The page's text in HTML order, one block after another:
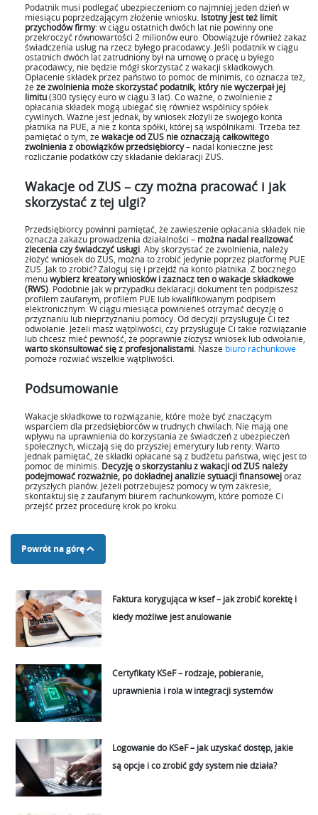
Podatnik musi podlegać ubezpieczeniom co najmniej jeden dzień w
miesiącu poprzedzającym złożenie wniosku. Istotny jest też limit
przychodów firmy: w ciągu ostatnich dwóch lat nie powinny one
przekroczyć równowartości 2 milionów euro. Obowiązuje również zakaz
świadczenia usług na rzecz byłego pracodawcy. Jeśli podatnik w ciągu
ostatnich dwóch lat zatrudniony był na umowę o pracę u byłego
pracodawcy, nie będzie mógł skorzystać z wakacji składkowych.
Opłacenie składek przez państwo to pomoc de minimis, co oznacza też,
że ze zwolnienia może skorzystać podatnik, który nie wyczerpał jej
limitu(300 tysięcy euro w ciągu 3 lat). Co ważne, o zwolnienie z
opłacania składek mogą ubiegać się również wspólnicy spółek
cywilnych. Ważne jest jednak, by wniosek złożyli ze swojego konta
płatnika na PUE, a nie z konta spółki, której są wspólnikami. Trzeba też
pamiętać o tym, że wakacje od ZUS nie oznaczają całkowitego
zwolnienia z obowiązków przedsiębiorcy– nadal konieczne jest
rozliczanie podatków czy składanie deklaracji ZUS.
Wakacje od ZUS – czy można pracować i jak
skorzystać z tej ulgi?
Przedsiębiorcy powinni pamiętać, że zawieszenie opłacania składek nie
oznacza zakazu prowadzenia działalności – można nadal realizować
zlecenia czy świadczyć usługi . Aby skorzystać ze zwolnienia, należy
złożyć wniosek do ZUS, można to zrobić jedynie poprzez platformę PUE
ZUS. Jak to zrobić? Zaloguj się i przejdź na konto płatnika. Z bocznego
menuwybierz kreatory wniosków i zaznacz ten o wakacje składkowe
(RWS) . Podobnie jak w przypadku deklaracji dokument ten podpiszesz
profilem zaufanym, profilem PUE lub kwalifikowanym podpisem
elektronicznym. W ciągu miesiąca powinieneś otrzymać decyzję o
przyznaniu lub nieprzyznaniu pomocy. Od decyzji przysługuje Ci też
odwołanie. Jeżeli masz wątpliwości, czy przysługuje Ci takie rozwiązanie
lub chcesz mieć pewność, że poprawnie złożysz wniosek lub odwołanie,
warto skonsultować się z profesjonalistami . Nasze biuro rachunkowe
pomoże rozwiać wszelkie wątpliwości.
Podsumowanie
Wakacje składkowe to rozwiązanie, które może być znaczącym
wsparciem dla przedsiębiorców w trudnych chwilach. Nie mają one
wpływu na uprawnienia do korzystania ze świadczeń z ubezpieczeń
społecznych, wliczają się do przyszłej emerytury lub renty. Warto
jednak pamiętać, że składki opłacane są z budżetu państwa, więc jest to
pomoc de minimis. Decyzję o skorzystaniu z wakacji od ZUS należy
podejmować rozważnie, po dokładnej analizie sytuacji finansowejoraz
przyszłych planów. Jeżeli potrzebujesz pomocy w tym zakresie,
skontaktuj się z zaufanym biurem rachunkowym, które pomoże Ci
przejść przez procedurę krok po kroku.
Powrót na górę
Faktura korygująca w ksef – jak zrobić korektę i
kiedy możliwe jest anulowanie
Certyfikaty KSeF – rodzaje, pobieranie,
uprawnienia i rola w integracji systemów
Logowanie do KSeF – jak uzyskać dostęp, jakie
są opcje i co zrobić gdy system nie działa?